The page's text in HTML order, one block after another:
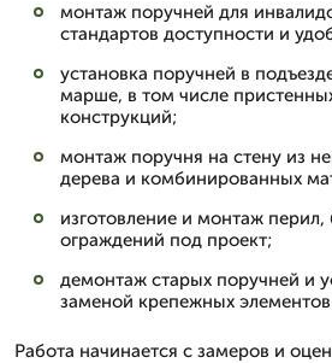
монтаж поручней для
стандартов доступности и
установка поручней в
марше, в том числе
конструкций;
монтаж поручня на стену из
дерева и комбинированных
изготовление и монтаж перил,
ограждений под проект;
демонтаж старых поручней и
заменой крепежных
Работа начинается с замеров и